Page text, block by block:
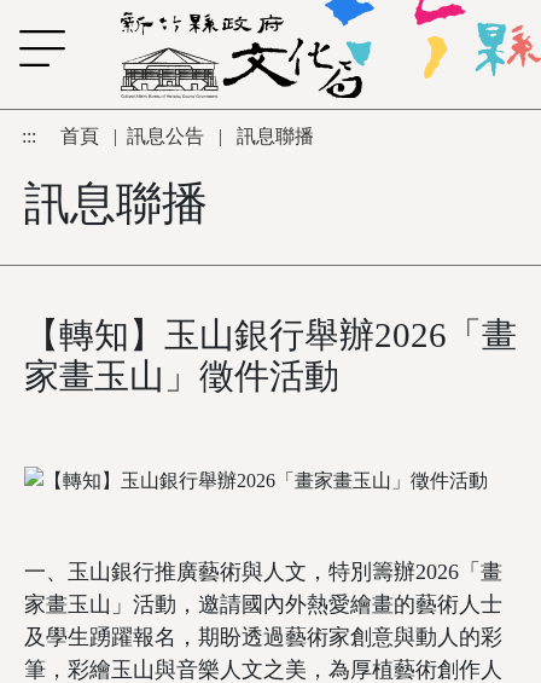
跳到主要內容區塊
::: 首頁 | 訊息公告 | 訊息聯播
訊息聯播
【轉知】玉山銀行舉辦2026「畫
家畫玉山」徵件活動
一、玉山銀行推廣藝術與人文，特別籌辦2026「畫
家畫玉山」活動，邀請國內外熱愛繪畫的藝術人士
及學生踴躍報名，期盼透過藝術家創意與動人的彩
筆，彩繪玉山與音樂人文之美，為厚植藝術創作人